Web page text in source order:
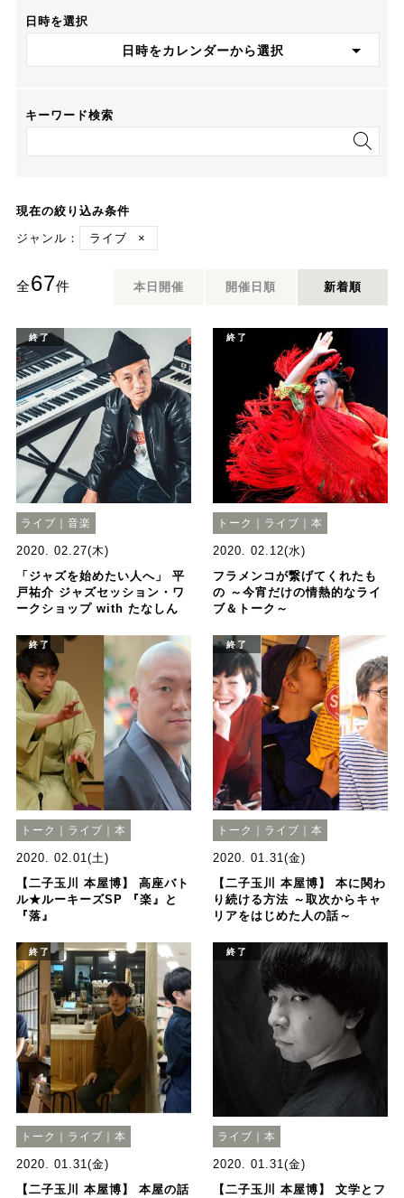
日時を選択
日時をカレンダーから選択
キーワード検索
現在の絞り込み条件
ジャンル：
ライブ ×
全67件 本日開催 開催日順 新着順
終了
ライブ｜音楽
2020. 02.27(木)
「ジャズを始めたい人へ」 平
戸祐介 ジャズセッション・ワ
ークショップ with たなしん
終了
トーク｜ライブ｜本
2020. 02.12(水)
フラメンコが繋げてくれたも
の ～今宵だけの情熱的なライ
ブ＆トーク～
終了
トーク｜ライブ｜本
2020. 02.01(土)
【二子玉川 本屋博】 高座バト
ル★ルーキーズSP 『楽』と
『落』
終了
トーク｜ライブ｜本
2020. 01.31(金)
【二子玉川 本屋博】 本に関わ
り続ける方法 ～取次からキャ
リアをはじめた人の話～
終了
トーク｜ライブ｜本
2020. 01.31(金)
【二子玉川 本屋博】 本屋の話
終了
ライブ｜本
2020. 01.31(金)
【二子玉川 本屋博】 文学とフ